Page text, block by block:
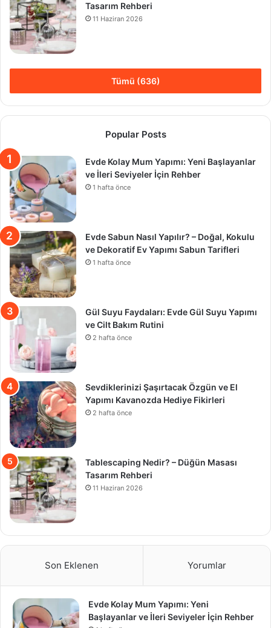
Tasarım Rehberi
11 Haziran 2026
Tümü (636)
Popular Posts
Evde Kolay Mum Yapımı: Yeni Başlayanlar
ve İleri Seviyeler İçin Rehber
1 hafta önce
Evde Sabun Nasıl Yapılır? – Doğal, Kokulu
ve Dekoratif Ev Yapımı Sabun Tarifleri
1 hafta önce
Gül Suyu Faydaları: Evde Gül Suyu Yapımı
ve Cilt Bakım Rutini
2 hafta önce
Sevdiklerinizi Şaşırtacak Özgün ve El
Yapımı Kavanozda Hediye Fikirleri
2 hafta önce
Tablescaping Nedir? – Düğün Masası
Tasarım Rehberi
11 Haziran 2026
Son Eklenen Yorumlar
Evde Kolay Mum Yapımı: Yeni
Başlayanlar ve İleri Seviyeler İçin Rehber